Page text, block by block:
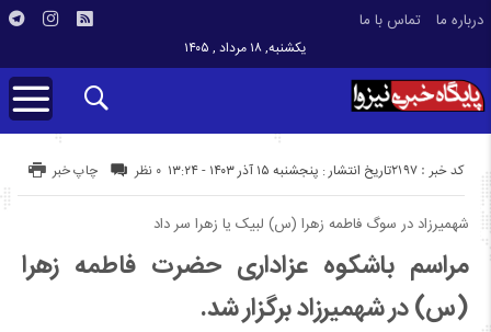
درباره ما تماس با ما
یکشنبه, ۱۸ مرداد , ۱۴۰۵
تاریخ انتشار : پنجشنبه ۱۵ آذر ۱۴۰۳ - ۱۳:۲۴ کد خبر : 2197 چاپ خبر ۰ نظر
شهمیرزاد در سوگ فاطمه زهرا (س) لبیک یا زهرا سر داد
مراسم باشکوه عزاداری حضرت فاطمه زهرا
(س) در شهمیرزاد برگزار شد.